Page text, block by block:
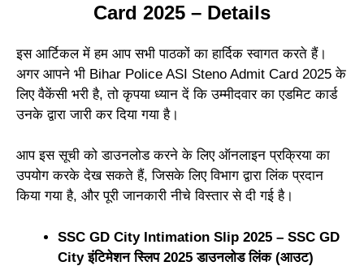
Card 2025 – Details
इस आर्टिकल में हम आप सभी पाठकों का हार्दिक स्वागत करते हैं।
अगर आपने भी Bihar Police ASI Steno Admit Card 2025 के
लिए वैकेंसी भरी है, तो कृपया ध्यान दें कि उम्मीदवार का एडमिट कार्ड
उनके द्वारा जारी कर दिया गया है।
आप इस सूची को डाउनलोड करने के लिए ऑनलाइन प्रक्रिया का
उपयोग करके देख सकते हैं, जिसके लिए विभाग द्वारा लिंक प्रदान
किया गया है, और पूरी जानकारी नीचे विस्तार से दी गई है।
SSC GD City Intimation Slip 2025 – SSC GD
City इंटिमेशन स्लिप 2025 डाउनलोड लिंक (आउट)